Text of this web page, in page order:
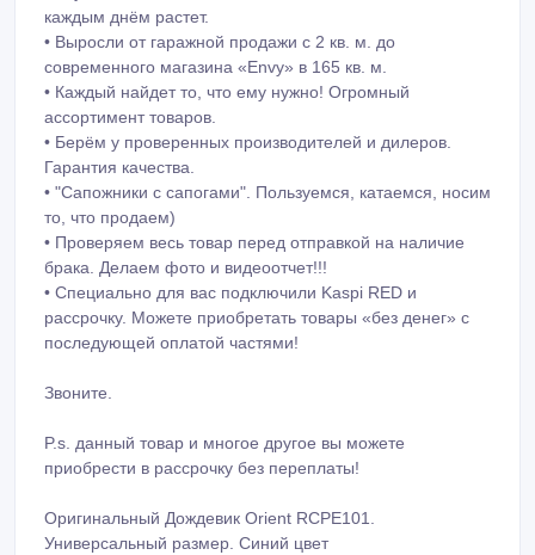
каждым днём растет.
• Выросли от гаражной продажи с 2 кв. м. до
современного магазина «Envy» в 165 кв. м.
• Каждый найдет то, что ему нужно! Огромный
ассортимент товаров.
• Берём у проверенных производителей и дилеров.
Гарантия качества.
• "Сапожники с сапогами". Пользуемся, катаемся, носим
то, что продаем)
• Проверяем весь товар перед отправкой на наличие
брака. Делаем фото и видеоотчет!!!
• Специально для вас подключили Kaspi RED и
рассрочку. Можете приобретать товары «без денег» с
последующей оплатой частями!
Звоните.
P.s. данный товар и многое другое вы можете
приобрести в рассрочку без переплаты!
Оригинальный Дождевик Orient RCPE101.
Универсальный размер. Синий цвет